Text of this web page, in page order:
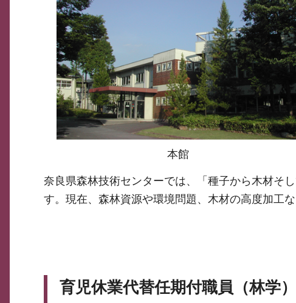
本館
奈良県森林技術センターでは、「種子から木材そ
す。現在、森林資源や環境問題、木材の高度加工
育児休業代替任期付職員（林学